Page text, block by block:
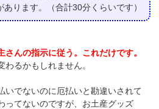
ります。（合計30分くらいです）
んの指示に従う。これだけです。
るかもしれません。
いでないのに厄払いと勘違いされて
ってないのですが、お土産グッズ